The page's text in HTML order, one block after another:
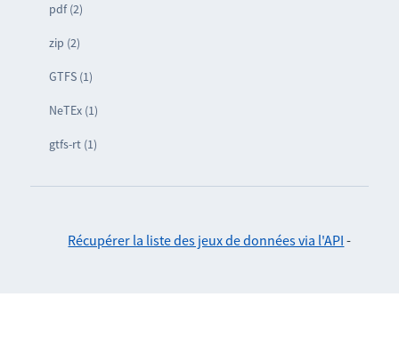
pdf (2)
zip (2)
GTFS (1)
NeTEx (1)
gtfs-rt (1)
Récupérer la liste des jeux de données via l'API -